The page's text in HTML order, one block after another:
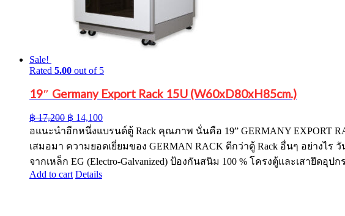
Sale!
Rated 5.00 out of 5
19″ Germany Export Rack 15U (W60xD80xH85cm.)
฿17,200 Original
price
฿ 17,200.
฿ 14,100Current
price
฿ 14,100.
อแนะนำอีกหนึ่งแบรนด์ตู้ Rack คุณภาพ นั่นคือ 19” GERMANY EXPORT
เสมอมา ความยอดเยี่ยมของ GERMAN RACK ดีกว่าตู้ Rack อื่นๆ อย่าง
จากเหล็ก EG (Electro-Galvanized) ป้องกันสนิม 100 % โครงตู้และเสายึ
Add to cart Details